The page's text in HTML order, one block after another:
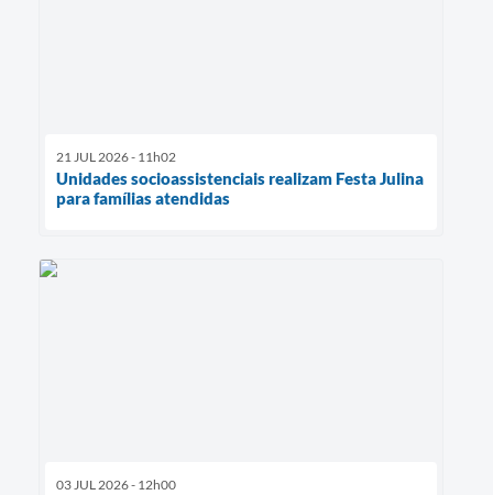
21 JUL 2026 - 11h02
Unidades socioassistenciais realizam Festa Julina
para famílias atendidas
03 JUL 2026 - 12h00